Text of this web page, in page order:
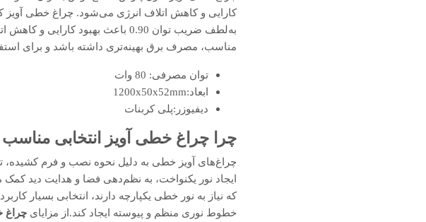
به‌لطف ضریب توان 0.90 باعث
مناسب، مصرف برق بهینه‌تری داشته باشد و برای
توان مصرفی: 80 وات
ابعاد:1200x50x52mm
دیفیوزر:پلی کربنات
چرا چراغ خطی آویز انتخابی
چراغ‌های آویز خطی به دلیل نحوه نصب و فرم کشیده،
که نیاز به نور خطی یکپارچه دارند، انتخابی بسیار
خطوط نوری منظم و پیوسته ایجاد کند.از مزایایچراغ